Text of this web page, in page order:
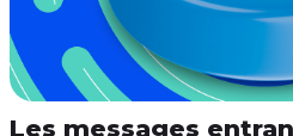
Les messages